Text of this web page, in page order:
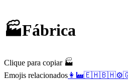
🏭Fábrica
Clique para copiar 🏭
Emojis relacionados 👩‍🏭🇪🇭🇧🇭⚙️